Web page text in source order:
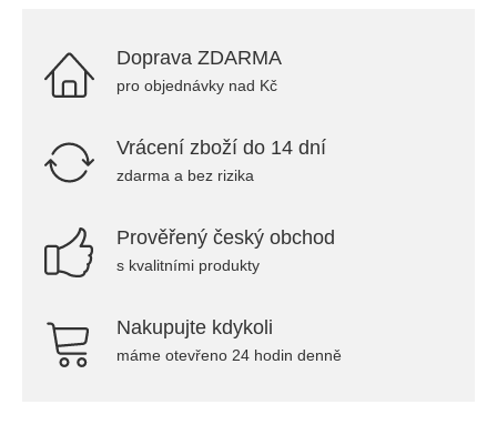
Doprava ZDARMA
pro objednávky nad Kč
Vrácení zboží do 14 dní
zdarma a bez rizika
Prověřený český obchod
s kvalitními produkty
Nakupujte kdykoli
máme otevřeno 24 hodin denně